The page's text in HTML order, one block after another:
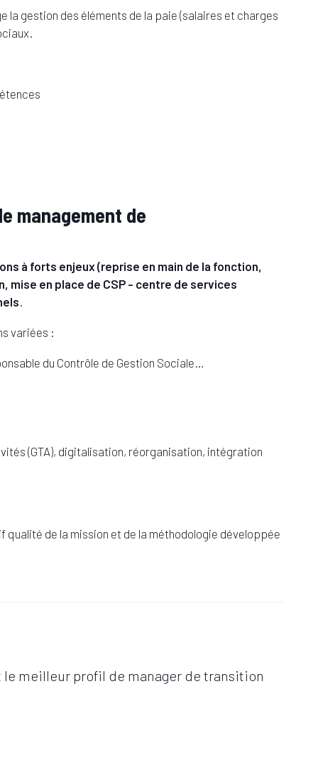
la gestion des éléments de la paie (salaires et charges
management de
à forts enjeux (reprise en main de la fonction,
en place de CSP - centre de services
.
variées :
du Contrôle de Gestion Sociale…
(GTA), digitalisation, réorganisation, intégration
qualité de la mission et de la méthodologie développée
meilleur profil de manager de transition